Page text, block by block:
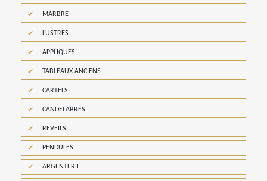
MARBRE
LUSTRES
APPLIQUES
TABLEAUX ANCIENS
CARTELS
CANDELABRES
REVEILS
PENDULES
ARGENTERIE